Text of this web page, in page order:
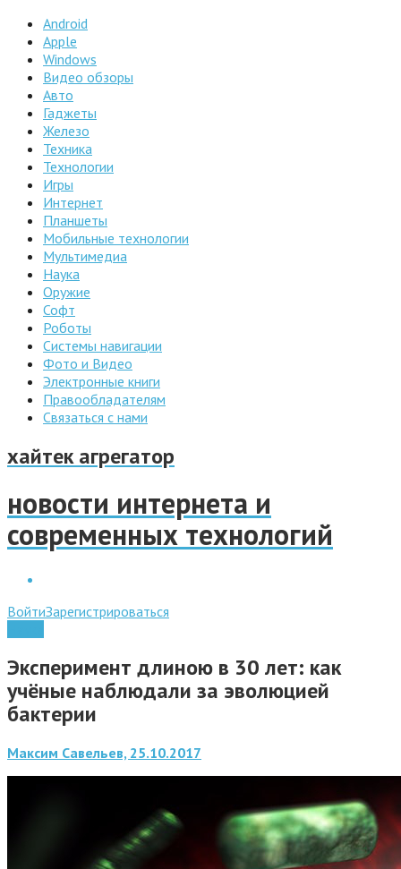
Android
Apple
Windows
Видео обзоры
Авто
Гаджеты
Железо
Техника
Технологии
Игры
Интернет
Планшеты
Мобильные технологии
Мультимедиа
Наука
Оружие
Софт
Роботы
Системы навигации
Фото и Видео
Электронные книги
Правообладателям
Связаться с нами
хайтек агрегатор
новости интернета и
современных технологий
ВойтиЗарегистрироваться
Эксперимент длиною в 30 лет: как
учёные наблюдали за эволюцией
бактерии
Максим Савельев, 25.10.2017